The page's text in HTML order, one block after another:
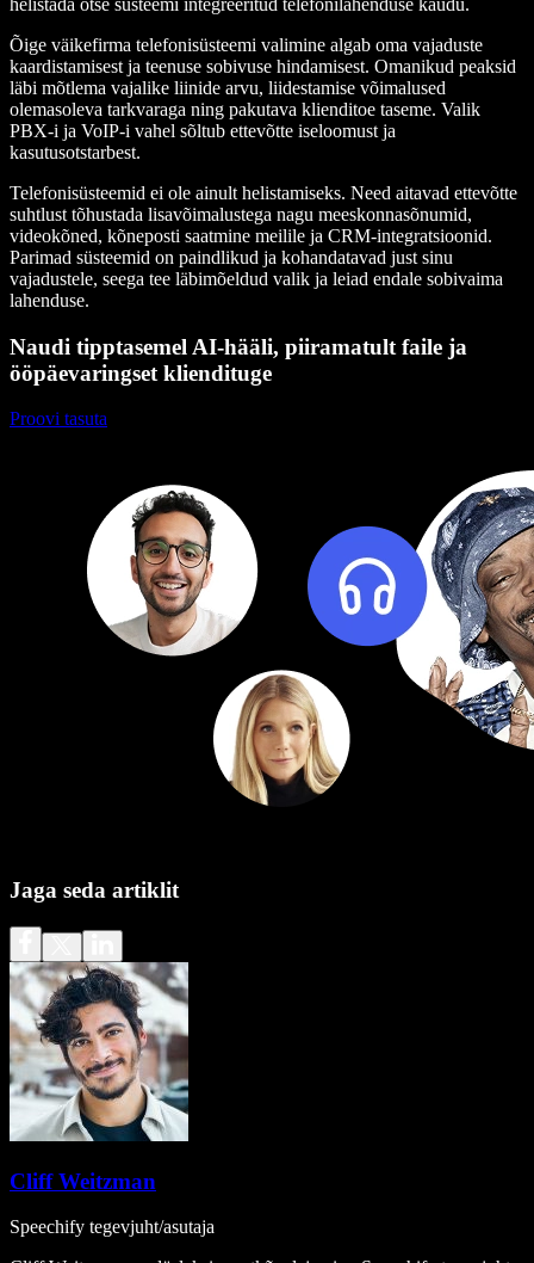
helistada otse süsteemi integreeritud telefonilahenduse kaudu.
Õige väikefirma telefonisüsteemi valimine algab oma vajaduste
kaardistamisest ja teenuse sobivuse hindamisest. Omanikud peaksid
läbi mõtlema vajalike liinide arvu, liidestamise võimalused
olemasoleva tarkvaraga ning pakutava klienditoe taseme. Valik
PBX-i ja VoIP-i vahel sõltub ettevõtte iseloomust ja
kasutusotstarbest.
Telefonisüsteemid ei ole ainult helistamiseks. Need aitavad ettevõtte
suhtlust tõhustada lisavõimalustega nagu meeskonnasõnumid,
videokõned, kõneposti saatmine meilile ja CRM-integratsioonid.
Parimad süsteemid on paindlikud ja kohandatavad just sinu
vajadustele, seega tee läbimõeldud valik ja leiad endale sobivaima
lahenduse.
Naudi tipptasemel AI-hääli, piiramatult faile ja
ööpäevaringset kliendituge
Proovi tasuta
Jaga seda artiklit
Cliff Weitzman
Speechify tegevjuht/asutaja